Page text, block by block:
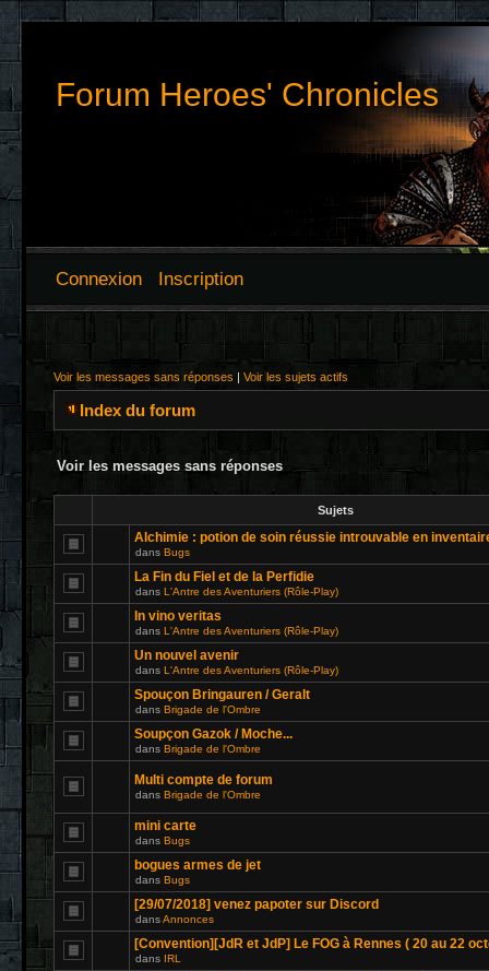
Forum Heroes' Chronicles
Connexion Inscription
Voir les messages sans réponses | Voir les sujets actifs
Index du forum
Voir les messages sans réponses
Sujets
Alchimie : potion de soin réussie introuvable en
dans Bugs
La Fin du Fiel et de la Perfidie
dans L'Antre des Aventuriers (Rôle-Play)
In vino veritas
dans L'Antre des Aventuriers (Rôle-Play)
Un nouvel avenir
dans L'Antre des Aventuriers (Rôle-Play)
Spouçon Bringauren / Geralt
dans Brigade de l'Ombre
Soupçon Gazok / Moche...
dans Brigade de l'Ombre
Multi compte de forum
dans Brigade de l'Ombre
mini carte
dans Bugs
bogues armes de jet
dans Bugs
[29/07/2018] venez papoter sur Discord
dansAnnonces
[Convention][JdR et JdP] Le FOG à Rennes ( 20 au 22
dans IRL